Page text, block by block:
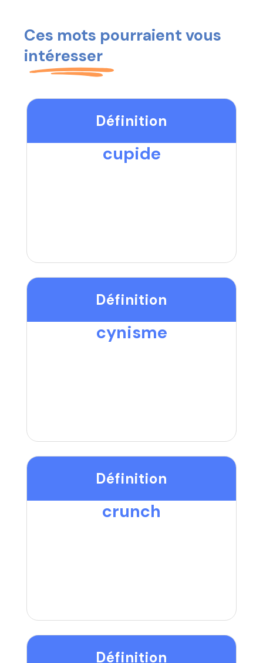
Ces mots pourraient vous
intéresser
Définition
cupide
Définition
cynisme
Définition
crunch
Définition